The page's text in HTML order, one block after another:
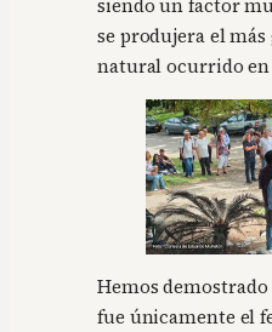
siendo un factor
se produjera el más
natural ocurrido
Hemos
fue únicamente el